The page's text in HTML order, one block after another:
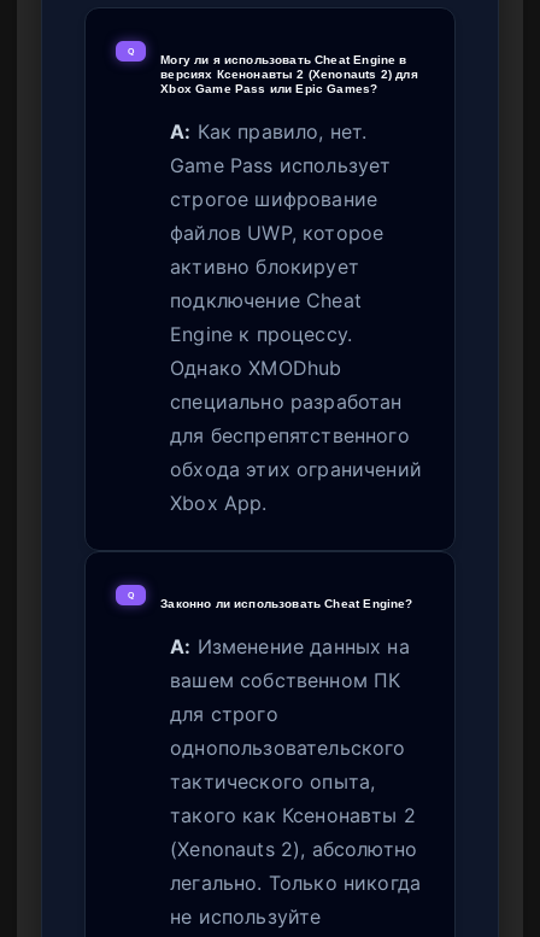
Q
Могу ли я использовать Cheat Engine в
версиях Ксенонавты 2 (Xenonauts 2) для
Xbox Game Pass или Epic Games?
A: Как правило, нет.
Game Pass использует
строгое шифрование
файлов UWP, которое
активно блокирует
подключение Cheat
Engine к процессу.
Однако XMODhub
специально разработан
для беспрепятственного
обхода этих ограничений
Xbox App.
Q
Законно ли использовать Cheat Engine?
A: Изменение данных на
вашем собственном ПК
для строго
однопользовательского
тактического опыта,
такого как Ксенонавты 2
(Xenonauts 2), абсолютно
легально. Только никогда
не используйте